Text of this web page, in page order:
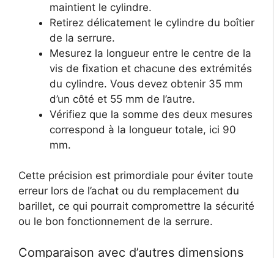
maintient le cylindre.
Retirez délicatement le cylindre du boîtier
de la serrure.
Mesurez la longueur entre le centre de la
vis de fixation et chacune des extrémités
du cylindre. Vous devez obtenir 35 mm
d’un côté et 55 mm de l’autre.
Vérifiez que la somme des deux mesures
correspond à la longueur totale, ici 90
mm.
Cette précision est primordiale pour éviter toute
erreur lors de l’achat ou du remplacement du
barillet, ce qui pourrait compromettre la sécurité
ou le bon fonctionnement de la serrure.
Comparaison avec d’autres dimensions